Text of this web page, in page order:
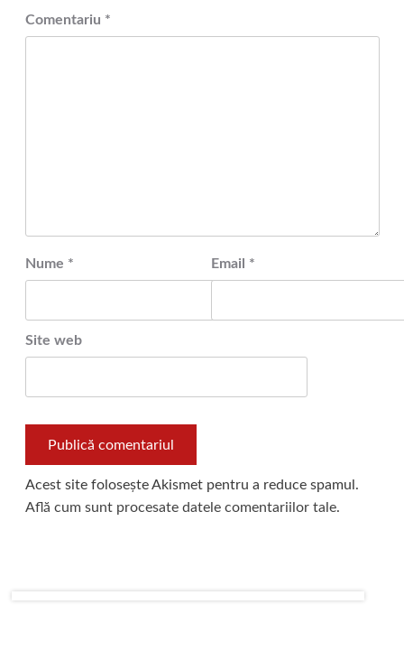
Comentariu *
Nume * Email *
Site web
Acest site folosește Akismet pentru a reduce spamul.
Află cum sunt procesate datele comentariilor tale.